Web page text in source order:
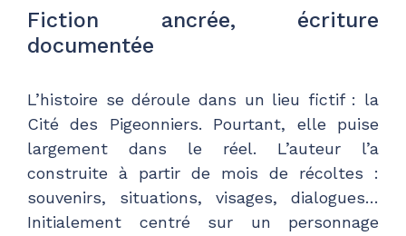
Fiction ancrée, écriture
documentée
L’histoire se déroule dans un lieu fictif : la
Cité des Pigeonniers. Pourtant, elle puise
largement dans le réel. L’auteur l’a
construite à partir de mois de récoltes :
souvenirs, situations, visages, dialogues…
Initialement centré sur un personnage